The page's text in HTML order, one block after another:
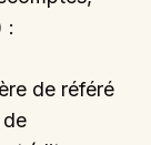
:
de référé